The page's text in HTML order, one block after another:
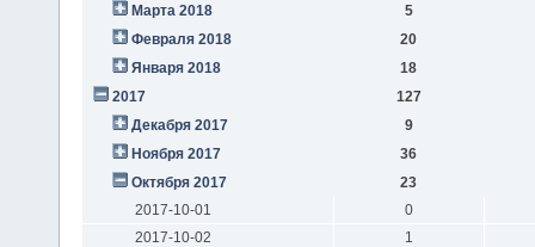
Марта 2018
5
Февраля 2018
20
Января 2018
18
2017
127
Декабря 2017
9
Ноября 2017
36
Октября 2017
23
2017-10-01
0
2017-10-02
1